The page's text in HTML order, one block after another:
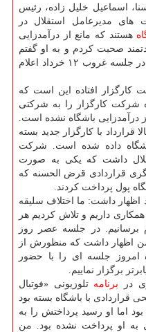
اسماعیل خلیل زاده، رئیس
های مدیرعامل استقلال در
هستند که مانع از درآمدزایی
صحبت کردم و به او گفتم
اگر منظورت من هستم بگو و او هم در جلسه غروب ۱۲ خرداد اعلام
کارگزار افتاده این است که
شرکت کارگزار را به شرکتی
درآمدزایی باشگاه نشده است.
قرارداد با کارگزار جدید بسته
هم به باشگاه داده شده است. شرکت
داشت که یکی به صورت
قراردادی قرض الحسنه که
پول پرداخت کردند.
اظهار داشت: ما اختلاف سلیقه
داریم و تلاش کردیم هر
برسانیم. در جلسه عصر روز
اظهار داشت که منظورش از
جلسه ای را با حضور
برگزار نماییم.
در برنامه تلوزیونی «فوتبال
قراردادی با باشگاه بسته بود
بود اما او رسید پرداختش را به
به او پرداخت نشده بود. من